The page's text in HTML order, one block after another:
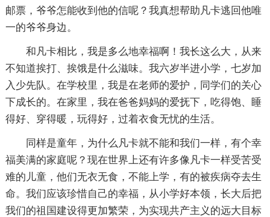
邮票，爷爷怎能收到他的信呢？我真想帮助凡卡逃回他唯
一的爷爷身边。
和凡卡相比，我是多么地幸福啊！我长这么大，从来
不知道挨打、挨饿是什么滋味。我六岁半进小学，七岁加
入少先队。在学校里，我是在老师的爱护，同学们的关心
下成长的。在家里，我在爸爸妈妈的爱抚下，吃得饱、睡
得好、穿得暖，玩得好，过着衣食无忧的生活。
同样是童年，为什么凡卡就不能和我们一样，有个幸
福美满的家庭呢？现在世界上还有许多像凡卡一样受苦受
难的儿童，他们无衣无食，不能上学，有的被疾病夺去生
命。我们应该珍惜自己的幸福，从小学好本领，长大后把
我们的祖国建设得更加繁荣，为实现共产主义的远大目标